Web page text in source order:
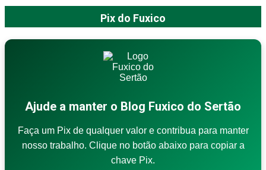
Pix do Fuxico
Ajude a manter o Blog Fuxico do Sertão
Faça um Pix de qualquer valor e contribua para manter
nosso trabalho. Clique no botão abaixo para copiar a
chave Pix.